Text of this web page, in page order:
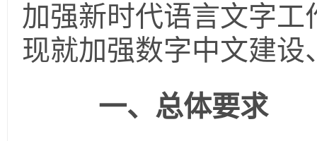
加强新时代语言文字工
现就加强数字中文建
一、总体要求